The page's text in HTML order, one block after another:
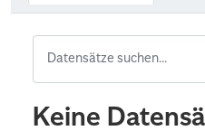
Keine